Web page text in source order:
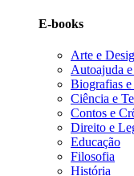
E-books
Arte e
Autoajuda
Biografias
Ciência e
Contos e
Direito e
Educação
Filosofia
História